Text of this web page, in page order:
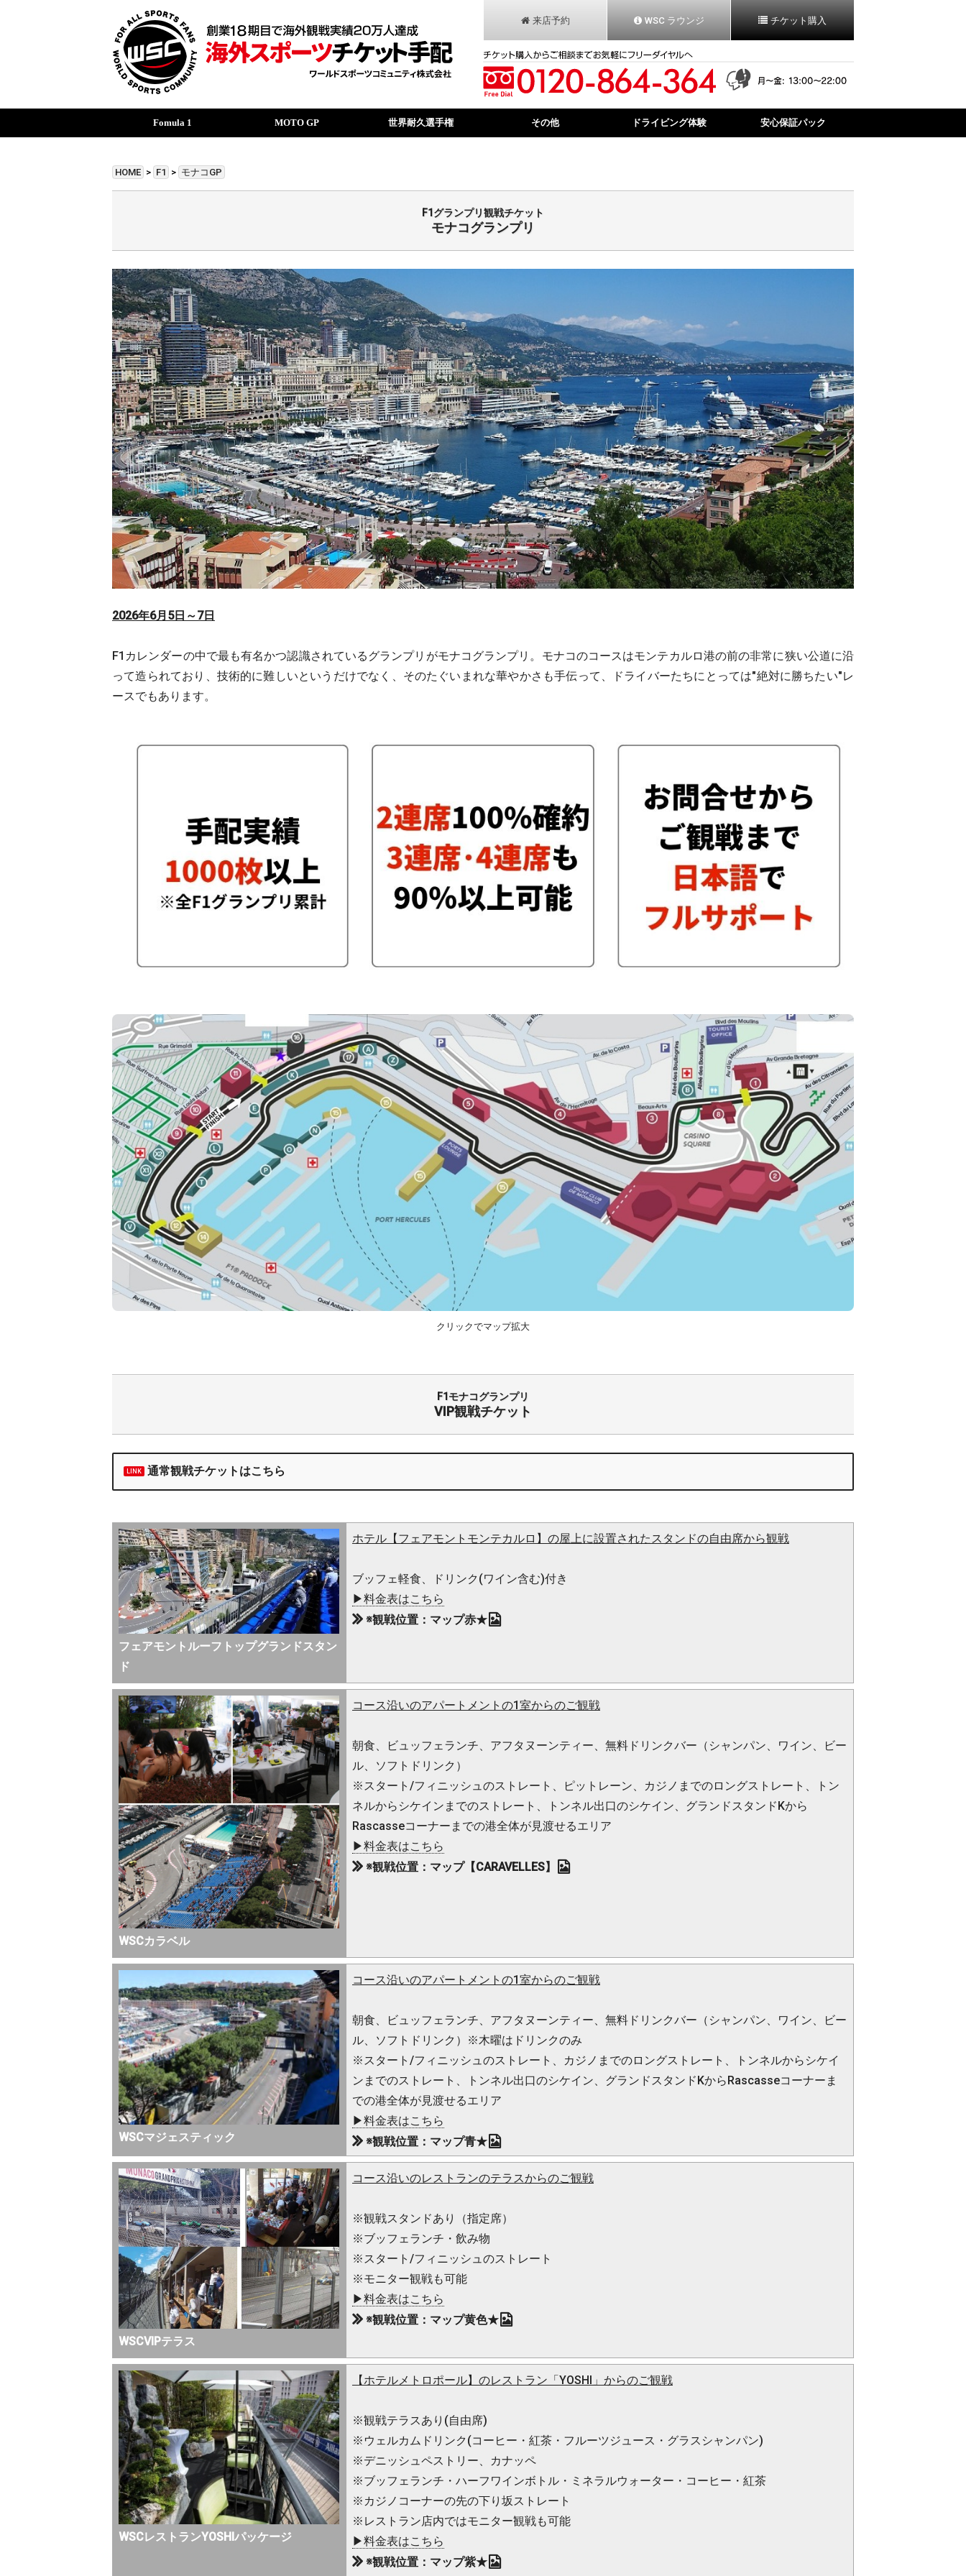
来店予約 WSC ラウンジ チケット購入
Fomula 1 MOTO GP 世界耐久選手権 その他 ドライビング体験 安心保証パック
HOME > F1 > モナコGP
F1グランプリ観戦チケット
モナコグランプリ
2026年6月5日～7日
F1カレンダーの中で最も有名かつ認識されているグランプリがモナコグランプリ。モナコのコースはモンテカルロ港の前の非常に狭い公道に沿
って造られており、技術的に難しいというだけでなく、そのたぐいまれな華やかさも手伝って、ドライバーたちにとっては"絶対に勝ちたい"レ
ースでもあります。
クリックでマップ拡大
F1モナコグランプリ
VIP観戦チケット
通常観戦チケットはこちら
フェアモントルーフトップグランドスタン
ド
ホテル【フェアモントモンテカルロ】の屋上に設置されたスタンドの自由席から観戦
ブッフェ軽食、ドリンク(ワイン含む)付き
▶料金表はこちら
※観戦位置：マップ赤★
WSCカラベル
コース沿いのアパートメントの1室からのご観戦
朝食、ビュッフェランチ、アフタヌーンティー、無料ドリンクバー（シャンパン、ワイン、ビー
ル、ソフトドリンク）
※スタート/フィニッシュのストレート、ピットレーン、カジノまでのロングストレート、トン
ネルからシケインまでのストレート、トンネル出口のシケイン、グランドスタンドKから
Rascasseコーナーまでの港全体が見渡せるエリア
▶料金表はこちら
※観戦位置：マップ【CARAVELLES】
WSCマジェスティック
コース沿いのアパートメントの1室からのご観戦
朝食、ビュッフェランチ、アフタヌーンティー、無料ドリンクバー（シャンパン、ワイン、ビー
ル、ソフトドリンク）※木曜はドリンクのみ
※スタート/フィニッシュのストレート、カジノまでのロングストレート、トンネルからシケイ
ンまでのストレート、トンネル出口のシケイン、グランドスタンドKからRascasseコーナーま
での港全体が見渡せるエリア
▶料金表はこちら
※観戦位置：マップ青★
WSCVIPテラス
コース沿いのレストランのテラスからのご観戦
※観戦スタンドあり（指定席）
※ブッフェランチ・飲み物
※スタート/フィニッシュのストレート
※モニター観戦も可能
▶料金表はこちら
※観戦位置：マップ黄色★
WSCレストランYOSHIパッケージ
【ホテルメトロポール】のレストラン「YOSHI」からのご観戦
※観戦テラスあり(自由席)
※ウェルカムドリンク(コーヒー・紅茶・フルーツジュース・グラスシャンパン)
※デニッシュペストリー、カナッペ
※ブッフェランチ・ハーフワインボトル・ミネラルウォーター・コーヒー・紅茶
※カジノコーナーの先の下り坂ストレート
※レストラン店内ではモニター観戦も可能
▶料金表はこちら
※観戦位置：マップ紫★